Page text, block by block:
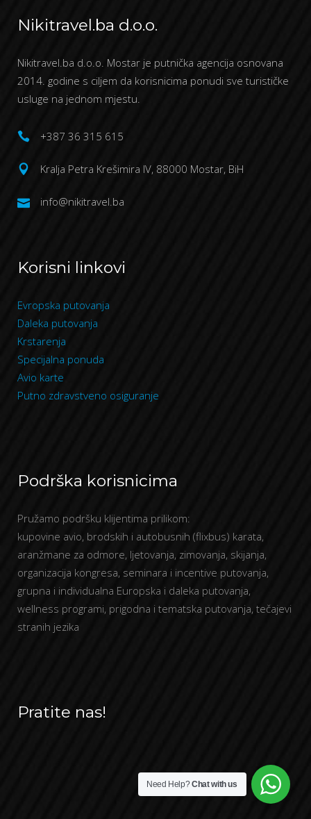
Nikitravel.ba d.o.o.
Nikitravel.ba d.o.o. Mostar je putnička agencija osnovana
2014. godine s ciljem da korisnicima ponudi sve turističke
usluge na jednom mjestu.
+387 36 315 615
Kralja Petra Krešimira IV, 88000 Mostar, BiH
info@nikitravel.ba
Korisni linkovi
Evropska putovanja
Daleka putovanja
Krstarenja
Specijalna ponuda
Avio karte
Putno zdravstveno osiguranje
Podrška korisnicima
Pružamo podršku klijentima prilikom:
kupovine avio, brodskih i autobusnih (flixbus) karata,
aranžmane za odmore, ljetovanja, zimovanja, skijanja,
organizacija kongresa, seminara i incentive putovanja,
grupna i individualna Europska i daleka putovanja,
wellness programi, prigodna i tematska putovanja, tečajevi
stranih jezika
Pratite nas!
Need Help?Chat with us